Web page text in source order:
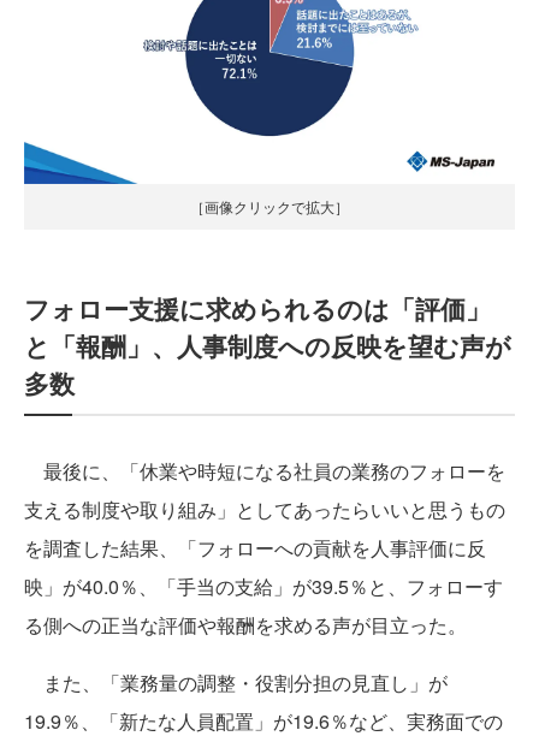
［画像クリックで拡大］
フォロー支援に求められるのは「評価」
と「報酬」、人事制度への反映を望む声が
多数
最後に、「休業や時短になる社員の業務のフォローを
支える制度や取り組み」としてあったらいいと思うもの
を調査した結果、「フォローへの貢献を人事評価に反
映」が40.0％、「手当の支給」が39.5％と、フォローす
る側への正当な評価や報酬を求める声が目立った。
また、「業務量の調整・役割分担の見直し」が
19.9％、「新たな人員配置」が19.6％など、実務面での